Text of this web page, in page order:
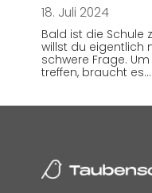
18. Juli 2024
Bald ist die Schule
willst du eigentlich
schwere Frage.
treffen, braucht es…